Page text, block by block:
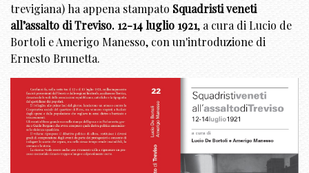
trevigiana) ha appena stampato Squadristi veneti
all’assalto di Treviso. 12-14 luglio 1921, a cura di Lucio de
Bortoli e Amerigo Manesso, con un'introduzione di
Ernesto Brunetta.